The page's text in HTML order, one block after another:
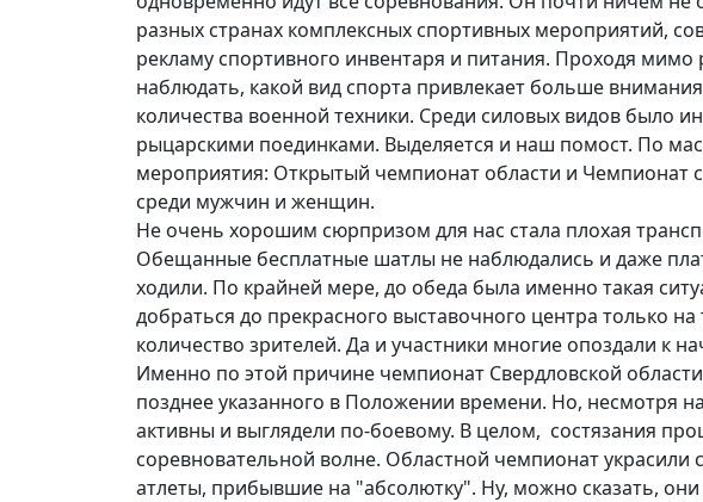
разных странах комплексных спортивных мероприятий,
рекламу спортивного инвентаря и питания. Проходя
наблюдать, какой вид спорта привлекает больше
количества военной техники. Среди силовых видов было
рыцарскими поединками. Выделяется и наш помост. По
мероприятия: Открытый чемпионат области и Чемпионат
среди мужчин и женщин.
Не очень хорошим сюрпризом для нас стала плохая
Обещанные бесплатные шатлы не наблюдались и даже
ходили. По крайней мере, до обеда была именно такая
добраться до прекрасного выставочного центра только
количество зрителей. Да и участники многие опоздали к
Именно по этой причине чемпионат Свердловской
позднее указанного в Положении времени. Но, несмотря
активны и выглядели по-боевому. В целом, состязания
соревновательной волне. Областной чемпионат украсили
атлеты, прибывшие на "абсолютку". Ну, можно сказать,